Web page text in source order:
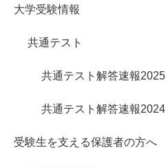
大学受験情報
共通テスト
共通テスト解答速報2025
共通テスト解答速報2024
受験生を支える保護者の方へ